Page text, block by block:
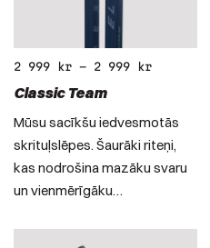
2 999 kr – 2 999 kr
Classic Team
Mūsu sacīkšu iedvesmotās
skrituļslēpes. Šaurāki riteņi,
kas nodrošina mazāku svaru
un vienmērīgāku…